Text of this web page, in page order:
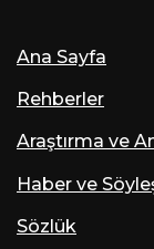
Ana Sayfa
Rehberler
Araştırma ve
Haber ve
Sözlük